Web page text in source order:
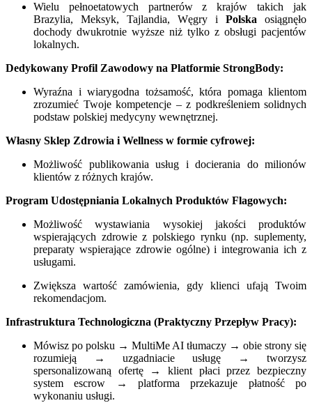
Wielu pełnoetatowych partnerów z krajów takich jak
Brazylia, Meksyk, Tajlandia, Węgry i Polska osiągnęło
dochody dwukrotnie wyższe niż tylko z obsługi pacjentów
lokalnych.
Dedykowany Profil Zawodowy na Platformie StrongBody:
Wyraźna i wiarygodna tożsamość, która pomaga klientom
zrozumieć Twoje kompetencje – z podkreśleniem solidnych
podstaw polskiej medycyny wewnętrznej.
Własny Sklep Zdrowia i Wellness w formie cyfrowej:
Możliwość publikowania usług i docierania do milionów
klientów z różnych krajów.
Program Udostępniania Lokalnych Produktów Flagowych:
Możliwość wystawiania wysokiej jakości produktów
wspierających zdrowie z polskiego rynku (np. suplementy,
preparaty wspierające zdrowie ogólne) i integrowania ich z
usługami.
Zwiększa wartość zamówienia, gdy klienci ufają Twoim
rekomendacjom.
Infrastruktura Technologiczna (Praktyczny Przepływ Pracy):
Mówisz po polsku → MultiMe AI tłumaczy → obie strony się
rozumieją → uzgadniacie usługę → tworzysz
spersonalizowaną ofertę → klient płaci przez bezpieczny
system escrow → platforma przekazuje płatność po
wykonaniu usługi.